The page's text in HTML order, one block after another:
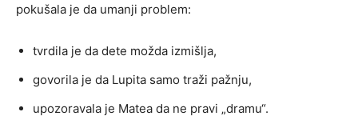
pokušala je da umanji problem:
tvrdila je da dete možda izmišlja,
govorila je da Lupita samo traži pažnju,
upozoravala je Matea da ne pravi „dramu“.